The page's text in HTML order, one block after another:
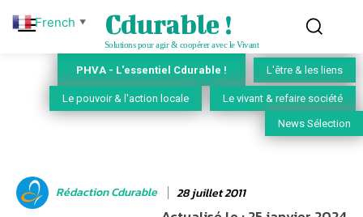
Cdurable !
Solutions pour agir & coopérer avec le Vivant
PHVA - L'essentiel Cdurable ! L'être & les liens
Le pouvoir & l'action locale Le vivant & refaire société
News Sélection
Rédaction Cdurable 28 juillet 2011
French ▼